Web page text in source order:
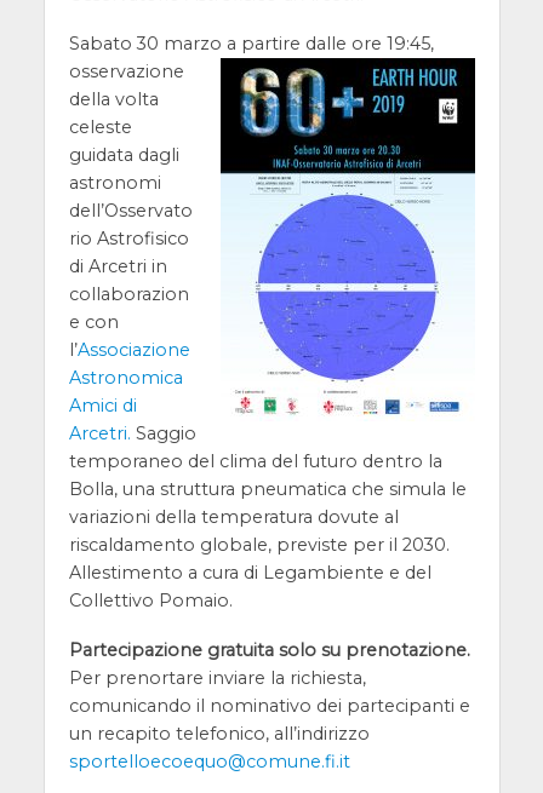
Sabato 30 marzo a partire dalle ore 19:45,
osservazione
della volta
celeste
guidata dagli
astronomi
dell’Osservato
rio Astrofisico
di Arcetri in
collaborazion
e con
l’Associazione
Astronomica
Amici di
Arcetri. Saggio
temporaneo del clima del futuro dentro la
Bolla, una struttura pneumatica che simula le
variazioni della temperatura dovute al
riscaldamento globale, previste per il 2030.
Allestimento a cura di Legambiente e del
Collettivo Pomaio.
Partecipazione gratuita solo su prenotazione.
Per prenortare inviare la richiesta,
comunicando il nominativo dei partecipanti e
un recapito telefonico, all’indirizzo
sportelloecoequo@comune.fi.it